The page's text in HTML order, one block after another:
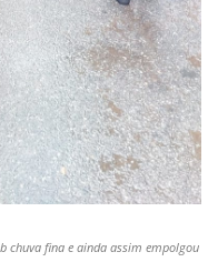
chuva fina e ainda assim empolgou